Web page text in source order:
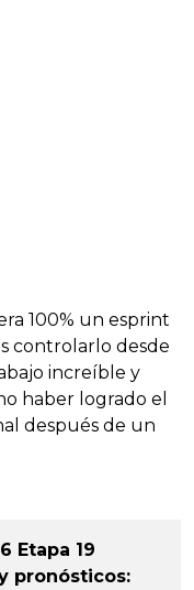
100% un esprint
controlarlo desde
increíble y
haber logrado el
después de un
Etapa 19
pronósticos: